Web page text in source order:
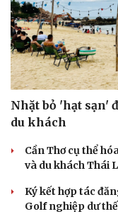
Nhặt bỏ 'hạt sạn'
du khách
Cần Thơ cụ thể
và du khách Thái
Ký kết hợp tác
Golf nghiệp dư